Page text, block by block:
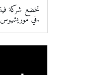
تخضع شركة
(FSC) في موريشيوس ولديها سجل امتثال نظيف.